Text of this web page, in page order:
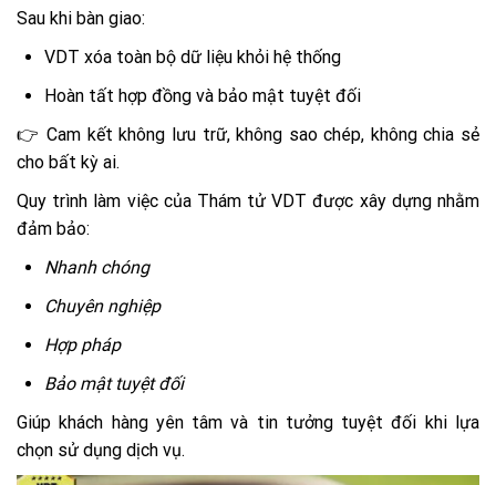
Sau khi bàn giao:
VDT xóa toàn bộ dữ liệu khỏi hệ thống
Hoàn tất hợp đồng và bảo mật tuyệt đối
👉 Cam kết không lưu trữ, không sao chép, không chia sẻ
cho bất kỳ ai.
Quy trình làm việc của Thám tử VDT được xây dựng nhằm
đảm bảo:
Nhanh chóng
Chuyên nghiệp
Hợp pháp
Bảo mật tuyệt đối
Giúp khách hàng yên tâm và tin tưởng tuyệt đối khi lựa
chọn sử dụng dịch vụ.